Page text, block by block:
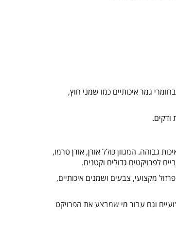
גמר איכותיים כמו שמני חוץ,
ודקים.
לבנייה באיכות גבוהה. המגוון כולל אורן, אורן טרמו,
לפרויקטים גדולים וקטנים.
מקצועי, צבעים ושמנים איכותיים,
וגם עבור מי שמבצע את הפרויקט